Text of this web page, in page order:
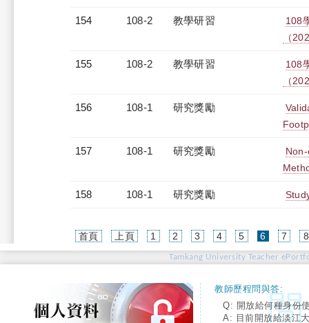
154 108-2 教學研習
108
（
155 108-2 教學研習
108
（
156 108-1 研究獎勵
157 108-1 研究獎勵
158 108-1 研究獎勵
首頁 上頁 1 2 3 4 5 6(current)
7 8
Tamkang University Teacher
教師歷程問與答:
Q: 開放給何種身份
A: 目前開放給淡江